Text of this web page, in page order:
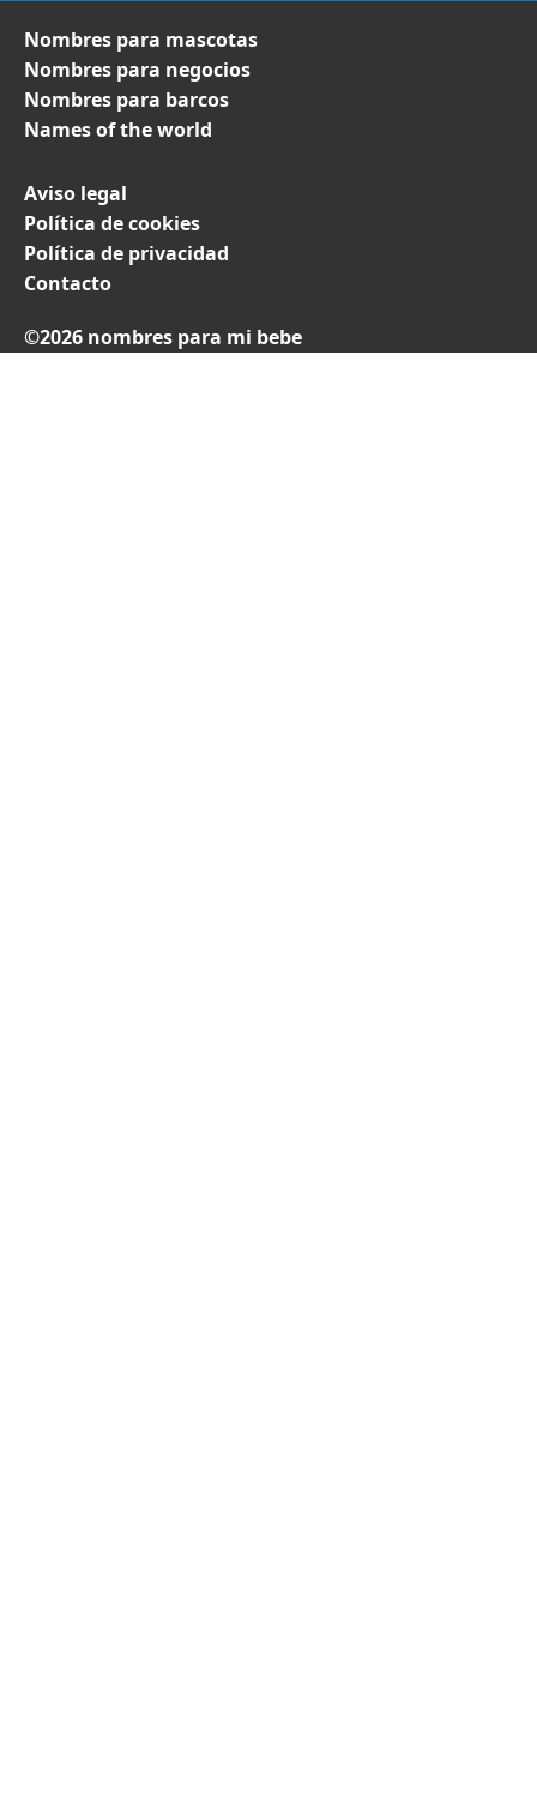
Nombres para mascotas
Nombres para negocios
Nombres para barcos
Names of the world
Aviso legal
Política de cookies
Política de privacidad
Contacto
©2026 nombres para mi bebe